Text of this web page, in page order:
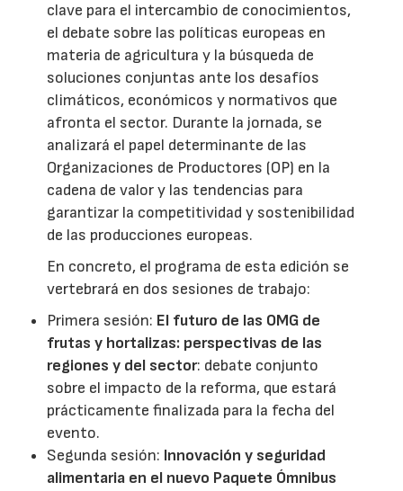
clave para el intercambio de conocimientos,
el debate sobre las políticas europeas en
materia de agricultura y la búsqueda de
soluciones conjuntas ante los desafíos
climáticos, económicos y normativos que
afronta el sector. Durante la jornada, se
analizará el papel determinante de las
Organizaciones de Productores (OP) en la
cadena de valor y las tendencias para
garantizar la competitividad y sostenibilidad
de las producciones europeas.
En concreto, el programa de esta edición se
vertebrará en dos sesiones de trabajo:
Primera sesión: El futuro de las OMG de
frutas y hortalizas: perspectivas de las
regiones y del sector: debate conjunto
sobre el impacto de la reforma, que estará
prácticamente finalizada para la fecha del
evento.
Segunda sesión: Innovación y seguridad
alimentaria en el nuevo Paquete Ómnibus